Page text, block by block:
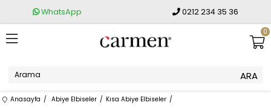
WhatsApp 0212 234 35 36
0
Anasayfa Abiye Elbiseler Kısa Abiye Elbiseler